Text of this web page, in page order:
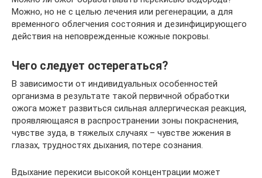
Можно, но не с целью лечения или регенерации, а для
временного облегчения состояния и дезинфицирующего
действия на неповрежденные кожные покровы.
Чего следует остерегаться?
В зависимости от индивидуальных особенностей
организма в результате такой первичной обработки
ожога может развиться сильная аллергическая реакция,
проявляющаяся в распространении зоны покраснения,
чувстве зуда, в тяжелых случаях – чувстве жжения в
глазах, трудностях дыхания, потере сознания.
Вдыхание перекиси высокой концентрации может